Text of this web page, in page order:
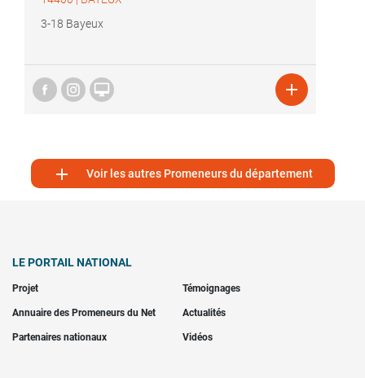
3-18 Bayeux
 
 Voir les autres Promeneurs du département
LE PORTAIL NATIONAL
Projet Témoignages
Annuaire des Promeneurs du Net Actualités
Partenaires nationaux Vidéos